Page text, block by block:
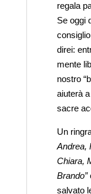
regala
Se oggi
direi:
mente
nostro
aiuterà
sacre
Un
Andrea,
Chiara,
Brando”
salvato